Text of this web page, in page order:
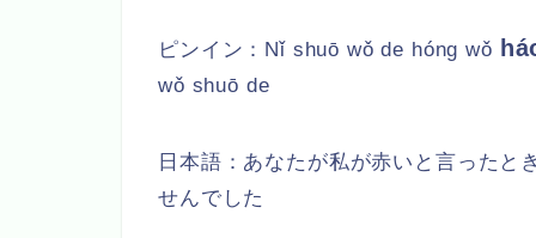
ピンイン： Nǐ shuō wǒ de hóng wǒ
wǒ shuō de
日本語： あなたが私が赤いと言ったと
せんでした